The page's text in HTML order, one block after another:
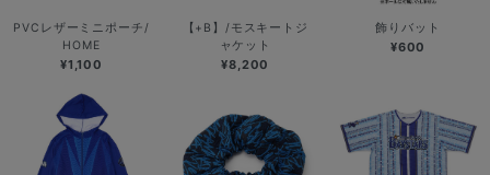
PVCレザーミニポーチ/
HOME
¥1,100
【+B】/モスキートジ
ャケット
¥8,200
飾りバット
¥600